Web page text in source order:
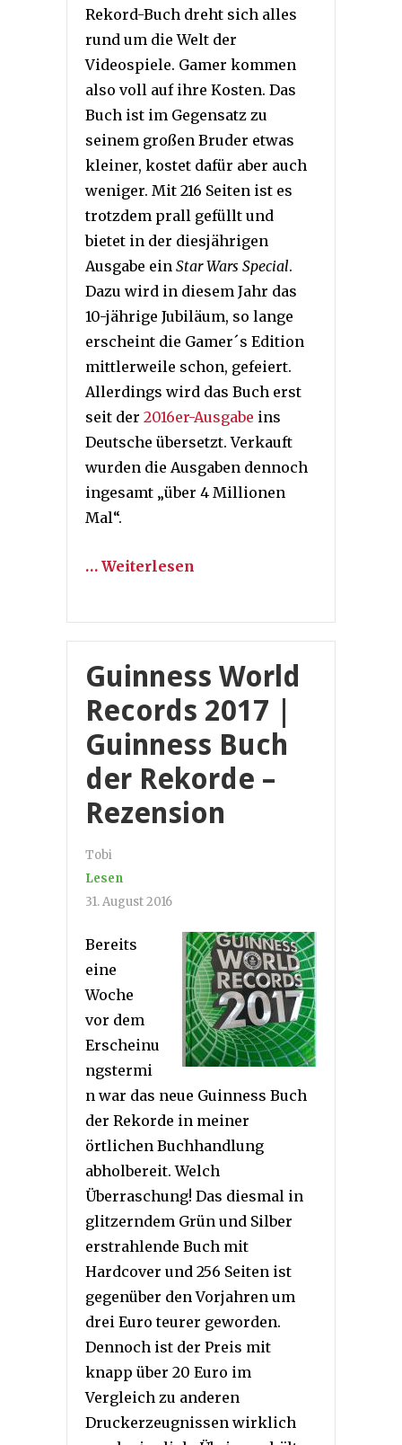
Rekord-Buch dreht sich alles
rund um die Welt der
Videospiele. Gamer kommen
also voll auf ihre Kosten. Das
Buch ist im Gegensatz zu
seinem großen Bruder etwas
kleiner, kostet dafür aber auch
weniger. Mit 216 Seiten ist es
trotzdem prall gefüllt und
bietet in der diesjährigen
Ausgabe ein Star Wars Special.
Dazu wird in diesem Jahr das
10-jährige Jubiläum, so lange
erscheint die Gamer´s Edition
mittlerweile schon, gefeiert.
Allerdings wird das Buch erst
seit der 2016er-Ausgabe ins
Deutsche übersetzt. Verkauft
wurden die Ausgaben dennoch
ingesamt „über 4 Millionen
Mal“.
… Weiterlesen
Guinness World
Records 2017 |
Guinness Buch
der Rekorde –
Rezension
Tobi
Lesen
31. August 2016
Bereits
eine
Woche
vor dem
Erscheinu
ngstermi
n war das neue Guinness Buch
der Rekorde in meiner
örtlichen Buchhandlung
abholbereit. Welch
Überraschung! Das diesmal in
glitzerndem Grün und Silber
erstrahlende Buch mit
Hardcover und 256 Seiten ist
gegenüber den Vorjahren um
drei Euro teurer geworden.
Dennoch ist der Preis mit
knapp über 20 Euro im
Vergleich zu anderen
Druckerzeugnissen wirklich